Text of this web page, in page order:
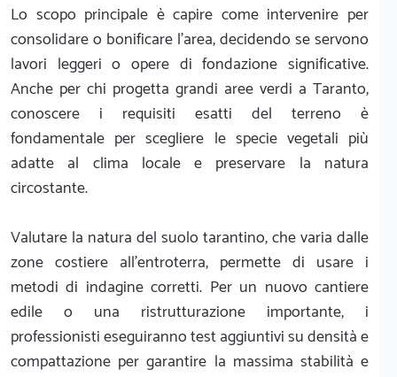
Lo scopo principale è capire come intervenire per
consolidare o bonificare l'area, decidendo se servono
lavori leggeri o opere di fondazione significative.
Anche per chi progetta grandi aree verdi a Taranto,
conoscere i requisiti esatti del terreno è
fondamentale per scegliere le specie vegetali più
adatte al clima locale e preservare la natura
circostante.
Valutare la natura del suolo tarantino, che varia dalle
zone costiere all'entroterra, permette di usare i
metodi di indagine corretti. Per un nuovo cantiere
edile o una ristrutturazione importante, i
professionisti eseguiranno test aggiuntivi su densità e
compattazione per garantire la massima stabilità e